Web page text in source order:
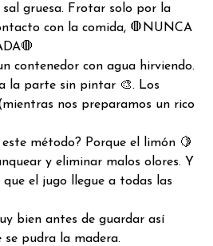
gruesa. Frotar solo por la
con la comida, 🛑NUNCA
contenedor con agua hirviendo.
la parte sin pintar 🎨. Los
nos preparamos un rico
método? Porque el limón 🍋
y eliminar malos olores. Y
el jugo llegue a todas las
bien antes de guardar así
se pudra la madera.